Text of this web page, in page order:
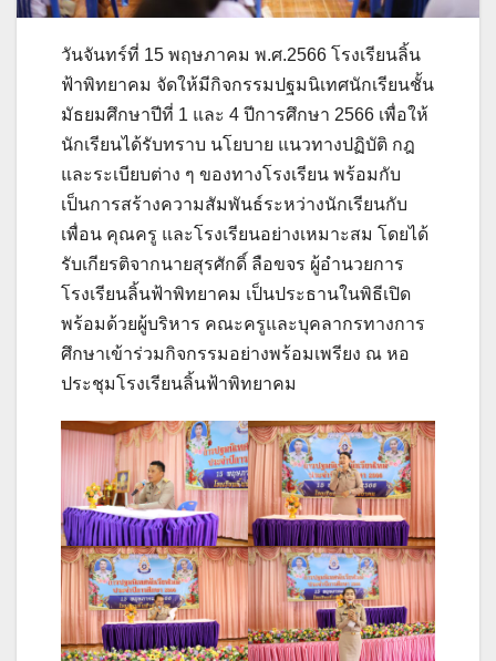
วันจันทร์ที่ 15 พฤษภาคม พ.ศ.2566 โรงเรียนลิ้น
ฟ้าพิทยาคม จัดให้มีกิจกรรมปฐมนิเทศนักเรียนชั้น
มัธยมศึกษาปีที่ 1 และ 4 ปีการศึกษา 2566 เพื่อให้
นักเรียนได้รับทราบ นโยบาย แนวทางปฏิบัติ กฎ
และระเบียบต่าง ๆ ของทางโรงเรียน พร้อมกับ
เป็นการสร้างความสัมพันธ์ระหว่างนักเรียนกับ
เพื่อน คุณครู และโรงเรียนอย่างเหมาะสม โดยได้
รับเกียรติจากนายสุรศักดิ์ ลือขจร ผู้อำนวยการ
โรงเรียนลิ้นฟ้าพิทยาคม เป็นประธานในพิธีเปิด
พร้อมด้วยผู้บริหาร คณะครูและบุคลากรทางการ
ศึกษาเข้าร่วมกิจกรรมอย่างพร้อมเพรียง ณ หอ
ประชุมโรงเรียนลิ้นฟ้าพิทยาคม